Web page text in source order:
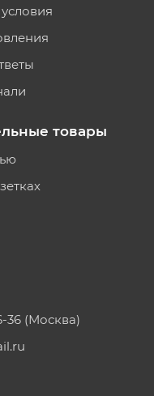
товары
36 (Москва)